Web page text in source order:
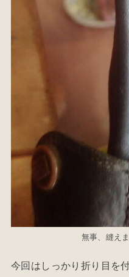
無事、縫え
今回はしっかり折り目を